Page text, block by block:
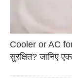
Cooler or AC
सुरक्षित? जानिए